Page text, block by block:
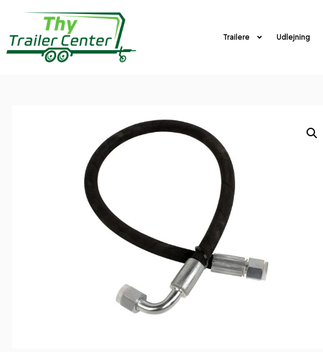
Trailere Udlejning